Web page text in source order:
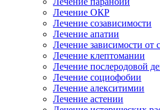
Лечение ОКР
Лечение созависимости
Лечение апатии
Лечение зависимости от
Лечение клептомании
Лечение послеродовой
Лечение социофобии
Лечение алекситимии
Лечение астении